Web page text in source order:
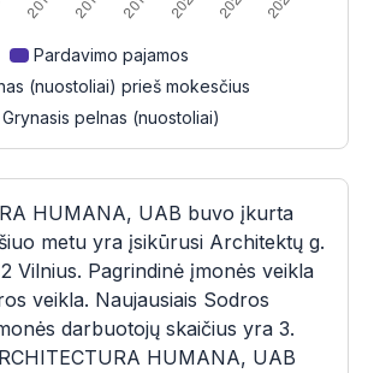
Pardavimo pajamos
(nuostoliai) prieš mokesčius
Grynasis pelnas (nuostoliai)
HUMANA, UAB buvo įkurta
metu yra įsikūrusi Architektų g.
Vilnius. Pagrindinė įmonės veikla
veikla. Naujausiais Sodros
darbuotojų skaičius yra 3.
HUMANA, UAB